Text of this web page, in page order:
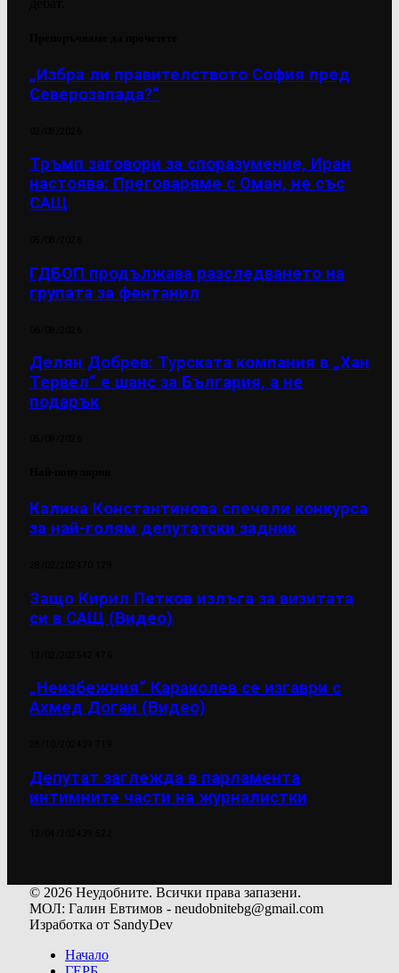
„Избра ли правителството София пред
Северозапада?“
Тръмп заговори за споразумение, Иран
настоява: Преговаряме с Оман, не със
САЩ
ГДБОП продължава разследването на
групата за фентанил
Делян Добрев: Турската компания в „Хан
Тервел“ е шанс за България, а не
подарък
Калина Константинова спечели конкурса
за най-голям депутатски задник
Защо Кирил Петков излъга за визитата
си в САЩ (Видео)
„Неизбежния“ Караколев се изгаври с
Ахмед Доган (Видео)
Депутат заглежда в парламента
интимните части на журналистки
© 2026 Неудобните. Всички права запазени.
МОЛ: Галин Евтимов - neudobnitebg@gmail.com
Изработка от SandyDev
Начало